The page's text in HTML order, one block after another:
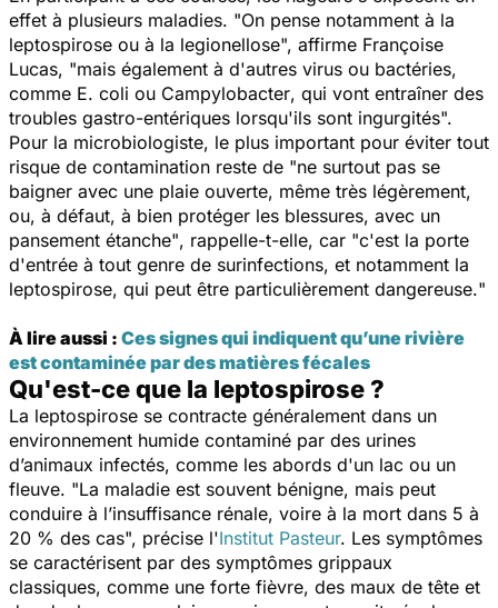
effet à plusieurs maladies. "On pense notamment à la
leptospirose ou à la legionellose", affirme Françoise
Lucas, "mais également à d'autres virus ou bactéries,
comme E. coli ou Campylobacter, qui vont entraîner des
troubles gastro-entériques lorsqu'ils sont ingurgités".
Pour la microbiologiste, le plus important pour éviter tout
risque de contamination reste de "ne surtout pas se
baigner avec une plaie ouverte, même très légèrement,
ou, à défaut, à bien protéger les blessures, avec un
pansement étanche", rappelle-t-elle, car "c'est la porte
d'entrée à tout genre de surinfections, et notamment la
leptospirose, qui peut être particulièrement dangereuse."
À lire aussi : Ces signes qui indiquent qu’une rivière
est contaminée par des matières fécales
Qu'est-ce que la leptospirose ?
La leptospirose se contracte généralement dans un
environnement humide contaminé par des urines
d’animaux infectés, comme les abords d'un lac ou un
fleuve. "La maladie est souvent bénigne, mais peut
conduire à l’insuffisance rénale, voire à la mort dans 5 à
20 % des cas", précise l'Institut Pasteur. Les symptômes
se caractérisent par des symptômes grippaux
classiques, comme une forte fièvre, des maux de tête et